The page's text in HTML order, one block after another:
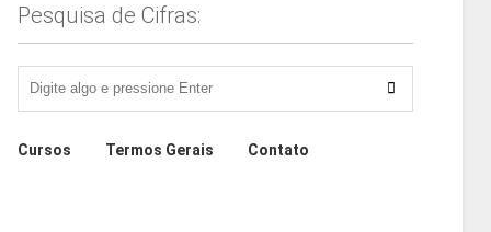
Pesquisa de Cifras:
Cursos Termos Gerais Contato